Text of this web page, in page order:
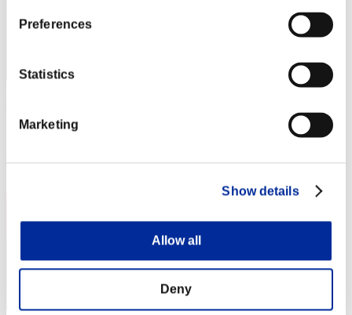
Preferences
Statistics
Marketing
Show details
Allow all
Deny
スコア:Lv:1/02'53"91